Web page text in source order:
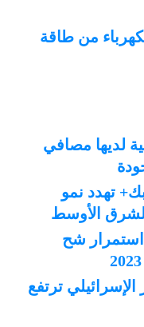
من طاقة
6 دول عربية لديها مصافي
تهدد نمو
الأوسط
استمرار شح
ترتفع